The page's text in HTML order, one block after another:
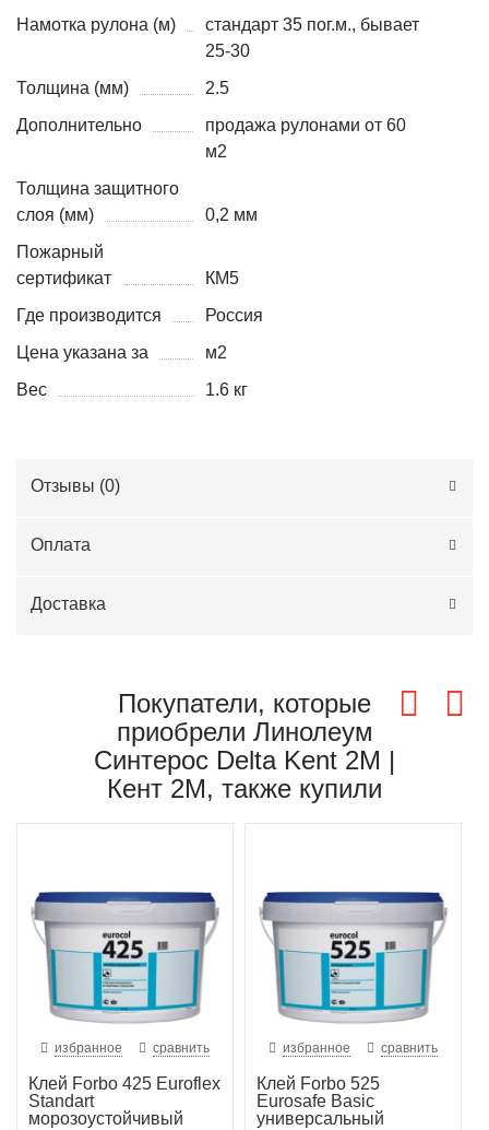
Намотка рулона (м)
стандарт 35 пог.м., бывает
25-30
Толщина (мм)
2.5
Дополнительно
продажа рулонами от 60
м2
Толщина защитного
слоя (мм)
0,2 мм
Пожарный
сертификат
КМ5
Где производится
Россия
Цена указана за
м2
Вес
1.6 кг
Отзывы (0)
Оплата
Доставка
Покупатели, которые
приобрели Линолеум
Синтерос Delta Kent 2M |
Кент 2М, также купили
избранное сравнить
Клей Forbo 425 Euroflex
Standart
морозоустойчивый
избранное сравнить
Клей Forbo 525
Eurosafe Basic
универсальный